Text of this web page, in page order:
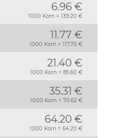
6.96 €
1000 Korn = 139.20 €
11.77 €
1000 Korn = 117.70 €
21.40 €
1000 Korn = 85.60 €
35.31 €
1000 Korn = 70.62 €
64.20 €
1000 Korn = 64.20 €